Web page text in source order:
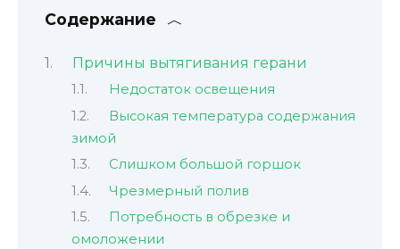
Содержание
Причины вытягивания герани
Недостаток освещения
Высокая температура содержания
зимой
Слишком большой горшок
Чрезмерный полив
Потребность в обрезке и
омоложении